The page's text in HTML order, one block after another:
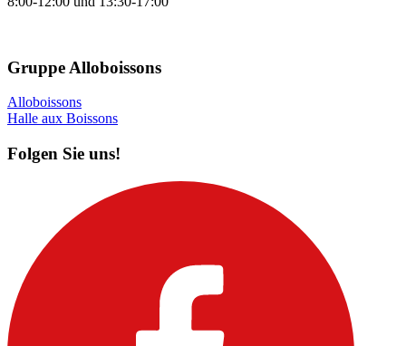
Gruppe Alloboissons
Alloboissons
Halle aux Boissons
Folgen Sie uns!